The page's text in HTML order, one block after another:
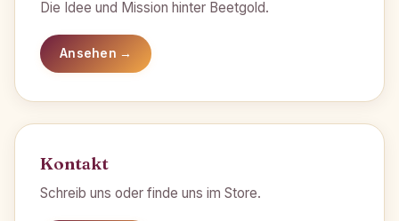
Die Idee und Mission hinter Beetgold.
Ansehen →
Kontakt
Schreib uns oder finde uns im Store.